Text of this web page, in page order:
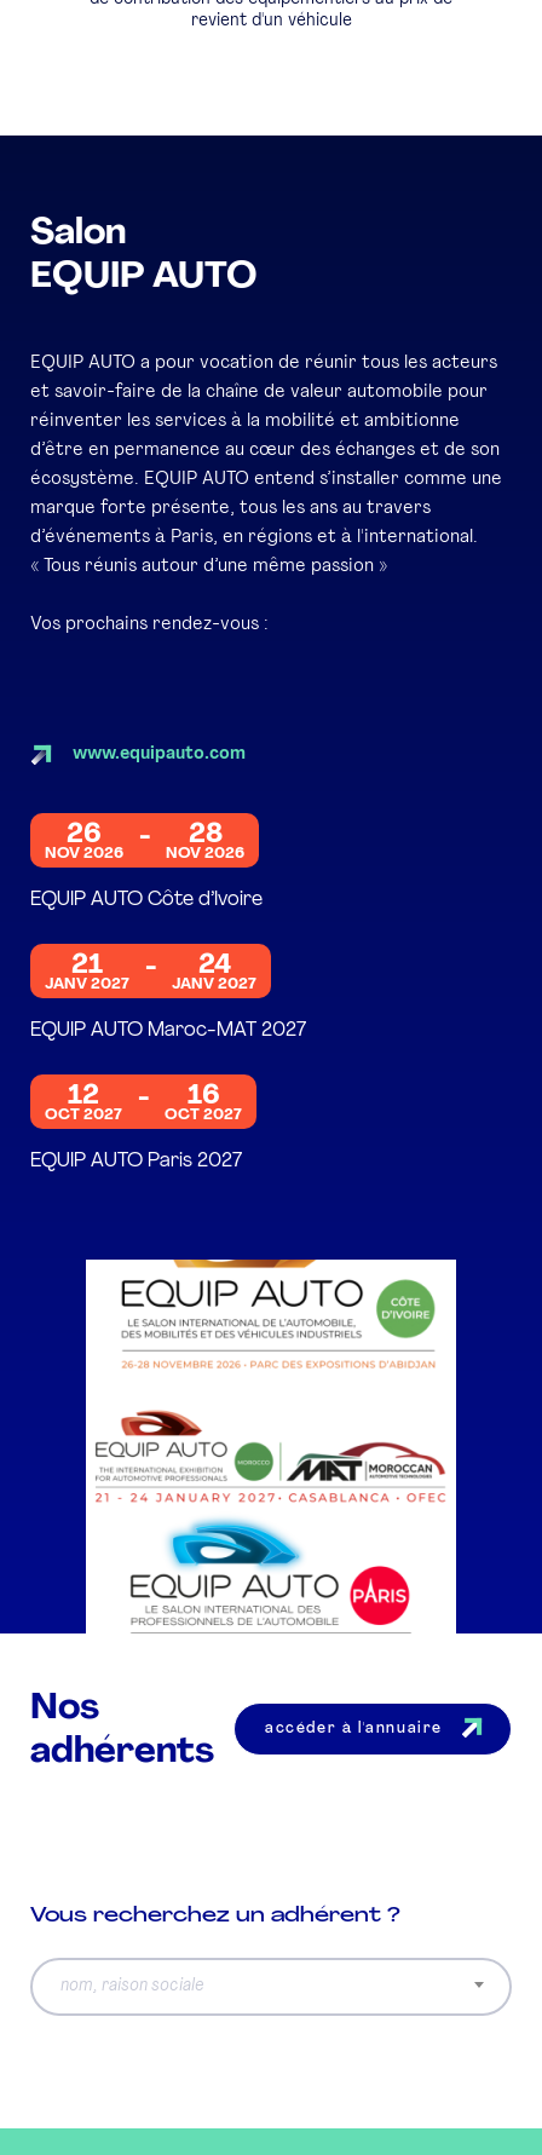
revient d'un véhicule
Salon
EQUIP AUTO
EQUIP AUTO a pour vocation de réunir tous les acteurs
et savoir-faire de la chaîne de valeur automobile pour
réinventer les services à la mobilité et ambitionne
d’être en permanence au cœur des échanges et de son
écosystème. EQUIP AUTO entend s’installer comme une
marque forte présente, tous les ans au travers
d’événements à Paris, en régions et à l'international.
« Tous réunis autour d’une même passion »
Vos prochains rendez-vous :
www.equipauto.com
26
NOV 2026
28
NOV 2026
EQUIP AUTO Côte d’Ivoire
21
JANV 2027
24
JANV 2027
EQUIP AUTO Maroc-MAT 2027
12
OCT 2027
16
OCT 2027
EQUIP AUTO Paris 2027
Nos
adhérents
accéder à l'annuaire
Vous recherchez un adhérent ?
nom, raison sociale